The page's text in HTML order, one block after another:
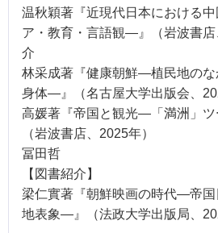
温秋穎著『近現代日本における
ア・教育・言語観—』（岩波書店
介
林采成著『健康朝鮮—植民地のな
身体—』（名古屋大学出版会、
高媛著『帝国と観光—「満洲」ツ
（岩波書店、2025年）
冨田哲
【図書紹介】
梁仁實著『朝鮮映画の時代—帝国
地表象—』（法政大学出版局、